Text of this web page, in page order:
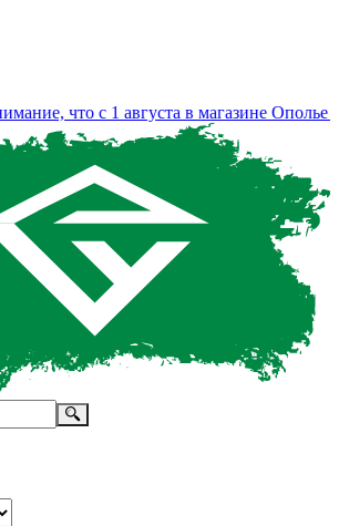
что с 1 августа в магазине Ополье